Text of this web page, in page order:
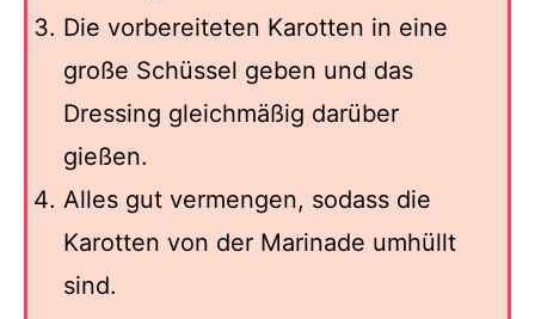
Die vorbereiteten Karotten in eine
große Schüssel geben und das
Dressing gleichmäßig darüber
gießen.
Alles gut vermengen, sodass die
Karotten von der Marinade umhüllt
sind.